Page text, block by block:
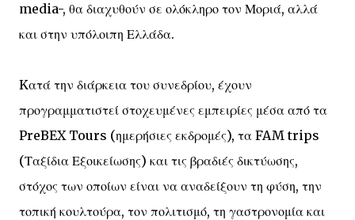
media-, θα διαχυθούν σε ολόκληρο τον Μοριά, αλλά
και στην υπόλοιπη Ελλάδα.
Kατά την διάρκεια του συνεδρίου, έχουν
προγραμματιστεί στοχευμένες εμπειρίες μέσα από τα
PreBEX Tours (ημερήσιες εκδρομές), τα FAM trips
(Ταξίδια Εξοικείωσης) και τις βραδιές δικτύωσης,
στόχος των οποίων είναι να αναδείξουν τη φύση, την
τοπική κουλτούρα, τον πολιτισμό, τη γαστρονομία και